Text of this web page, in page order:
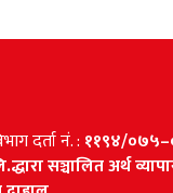
दर्ता नं. : ११९४/
सञ्चालित अर्थ